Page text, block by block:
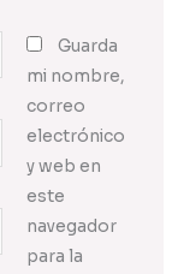
Guarda
mi nombre,
correo
electrónico
y web en
este
navegador
para la